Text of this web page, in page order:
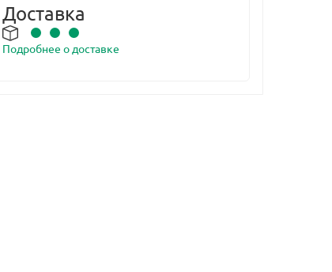
Доставка
Подробнее о доставке